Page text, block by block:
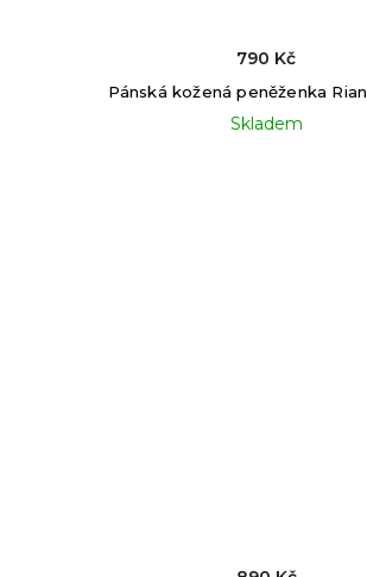
Pánská kožená peněženka
Skladem
790 Kč